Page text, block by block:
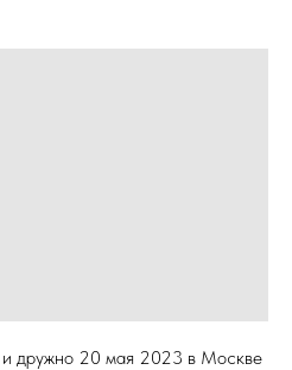
и дружно 20 мая 2023 в Москве